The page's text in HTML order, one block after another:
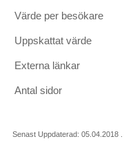
Värde per besökare
Uppskattat värde
Externa länkar
Antal sidor
Senast Uppdaterad: 05.04.2018